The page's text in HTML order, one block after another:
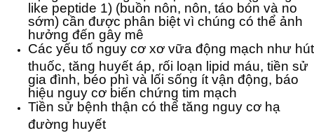
like peptide 1) (buồn nôn, nôn, táo bón và no
sớm) cần được phân biệt vì chúng có thể ảnh
hưởng đến gây mê
Các yếu tố nguy cơ xơ vữa động mạch như hút
thuốc, tăng huyết áp, rối loạn lipid máu, tiền sử
gia đình, béo phì và lối sống ít vận động, báo
hiệu nguy cơ biến chứng tim mạch
Tiền sử bệnh thận có thể tăng nguy cơ hạ
đường huyết